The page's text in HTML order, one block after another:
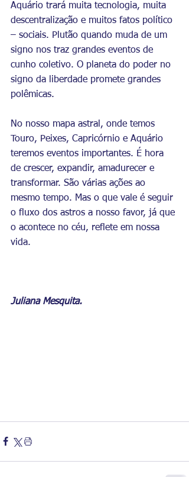
Aquário trará muita tecnologia, muita
descentralização e muitos fatos político
– sociais. Plutão quando muda de um
signo nos traz grandes eventos de
cunho coletivo. O planeta do poder no
signo da liberdade promete grandes
polêmicas.
No nosso mapa astral, onde temos
Touro, Peixes, Capricórnio e Aquário
teremos eventos importantes. É hora
de crescer, expandir, amadurecer e
transformar. São várias ações ao
mesmo tempo. Mas o que vale é seguir
o fluxo dos astros a nosso favor, já que
o acontece no céu, reflete em nossa
vida.
Juliana Mesquita.